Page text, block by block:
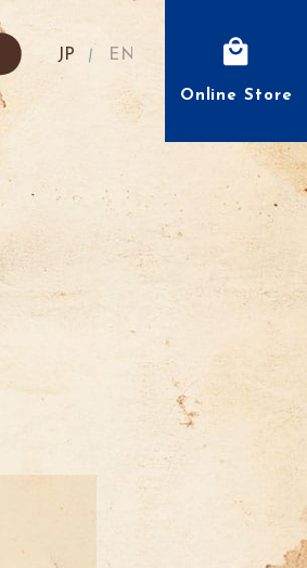
JapaneseEnglish
Online Store